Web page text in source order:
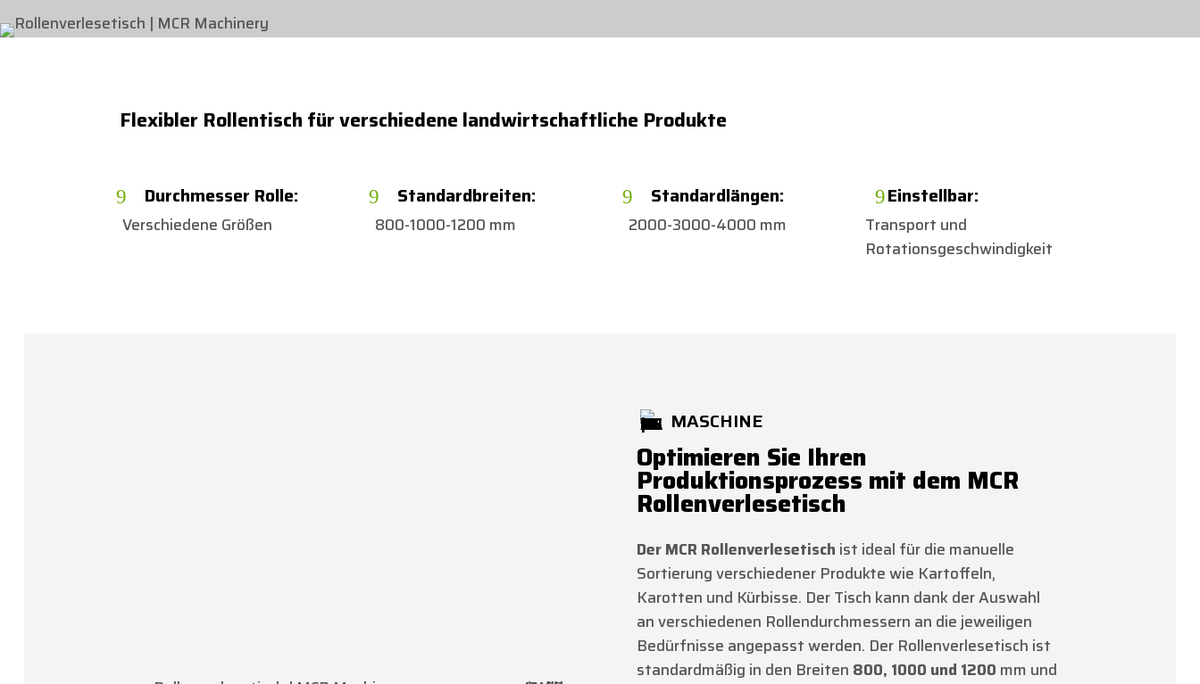
Flexibler Rollentisch für verschiedene landwirtschaftliche Produkte
9 Durchmesser Rolle:
Verschiedene Größen
9 Standardbreiten:
800-1000-1200 mm
9 Standardlängen:
2000-3000-4000 mm
9Einstellbar:
Transport und
Rotationsgeschwindigkeit
MASCHINE
Optimieren Sie Ihren
Produktionsprozess mit dem MCR
Rollenverlesetisch
Der MCR Rollenverlesetisch ist ideal für die manuelle
Sortierung verschiedener Produkte wie Kartoffeln,
Karotten und Kürbisse. Der Tisch kann dank der Auswahl
an verschiedenen Rollendurchmessern an die jeweiligen
Bedürfnisse angepasst werden. Der Rollenverlesetisch ist
standardmäßig in den Breiten 800, 1000 und 1200 mm und